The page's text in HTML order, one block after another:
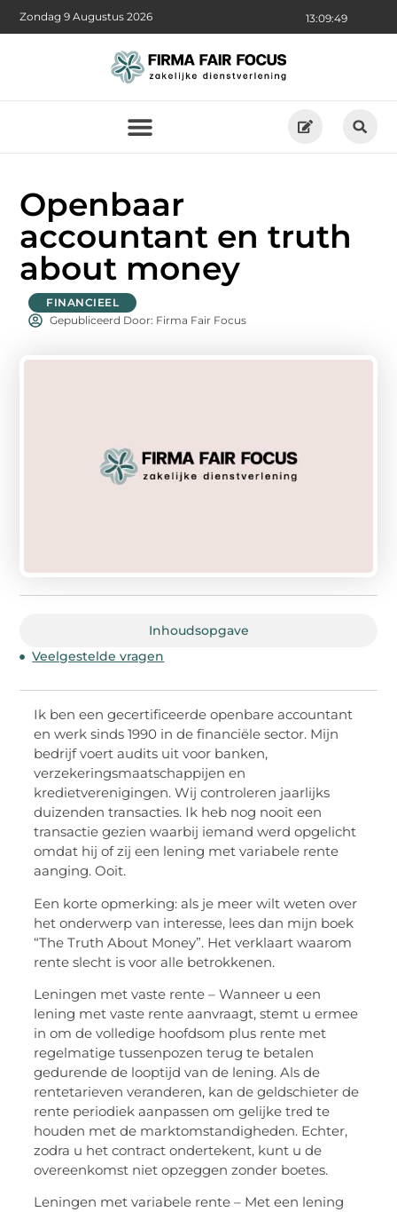
13:09:50
Zondag 9 Augustus 2026
Openbaar
accountant en truth
about money
FINANCIEEL
Gepubliceerd Door: Firma Fair Focus
Inhoudsopgave
Veelgestelde vragen
Ik ben een gecertificeerde openbare accountant
en werk sinds 1990 in de financiële sector. Mijn
bedrijf voert audits uit voor banken,
verzekeringsmaatschappijen en
kredietverenigingen. Wij controleren jaarlijks
duizenden transacties. Ik heb nog nooit een
transactie gezien waarbij iemand werd opgelicht
omdat hij of zij een lening met variabele rente
aanging. Ooit.
Een korte opmerking: als je meer wilt weten over
het onderwerp van interesse, lees dan mijn boek
“The Truth About Money”. Het verklaart waarom
rente slecht is voor alle betrokkenen.
Leningen met vaste rente – Wanneer u een
lening met vaste rente aanvraagt, stemt u ermee
in om de volledige hoofdsom plus rente met
regelmatige tussenpozen terug te betalen
gedurende de looptijd van de lening. Als de
rentetarieven veranderen, kan de geldschieter de
rente periodiek aanpassen om gelijke tred te
houden met de marktomstandigheden. Echter,
zodra u het contract ondertekent, kunt u de
overeenkomst niet opzeggen zonder boetes.
Leningen met variabele rente – Met een lening